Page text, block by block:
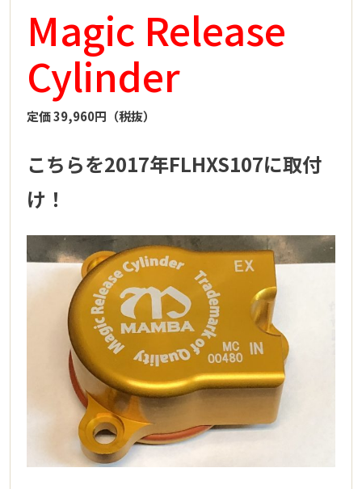
Magic Release
Cylinder
定価 39,960円（税抜）
こちらを2017年FLHXS107に取付
け！